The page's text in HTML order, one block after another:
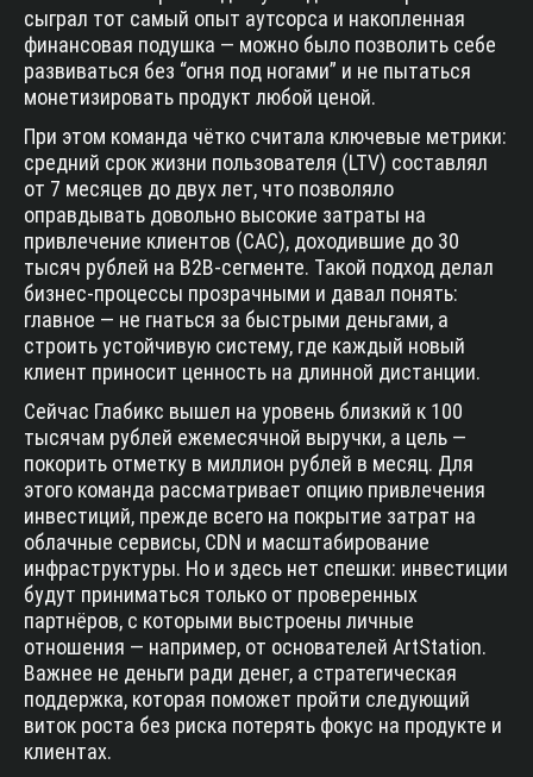
сыграл тот самый опыт аутсорса и накопленная
финансовая подушка — можно было позволить себе
развиваться без “огня под ногами” и не пытаться
монетизировать продукт любой ценой.
При этом команда чётко считала ключевые метрики:
средний срок жизни пользователя (LTV) составлял
от 7 месяцев до двух лет, что позволяло
оправдывать довольно высокие затраты на
привлечение клиентов (CAC), доходившие до 30
тысяч рублей на B2B-сегменте. Такой подход делал
бизнес-процессы прозрачными и давал понять:
главное — не гнаться за быстрыми деньгами, а
строить устойчивую систему, где каждый новый
клиент приносит ценность на длинной дистанции.
Сейчас Глабикс вышел на уровень близкий к 100
тысячам рублей ежемесячной выручки, а цель —
покорить отметку в миллион рублей в месяц. Для
этого команда рассматривает опцию привлечения
инвестиций, прежде всего на покрытие затрат на
облачные сервисы, CDN и масштабирование
инфраструктуры. Но и здесь нет спешки: инвестиции
будут приниматься только от проверенных
партнёров, с которыми выстроены личные
отношения — например, от основателей ArtStation.
Важнее не деньги ради денег, а стратегическая
поддержка, которая поможет пройти следующий
виток роста без риска потерять фокус на продукте и
клиентах.